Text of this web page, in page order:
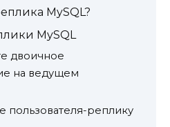
MySQL?
MySQL
двоичное
на ведущем
пользователя-реплику